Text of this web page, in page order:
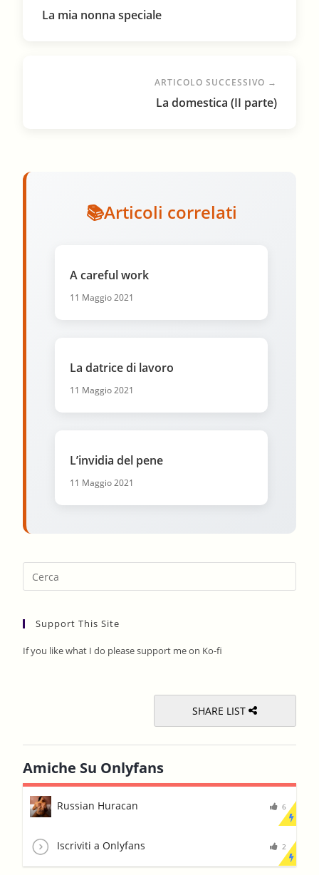
La mia nonna speciale
ARTICOLO SUCCESSIVO →
La domestica (II parte)
Articoli correlati
A careful work
11 Maggio 2021
La datrice di lavoro
11 Maggio 2021
L’invidia del pene
11 Maggio 2021
Support This Site
If you like what I do please support me on Ko-fi
SHARE LIST
Amiche Su Onlyfans
Russian Huracan 6
Iscriviti a Onlyfans 2